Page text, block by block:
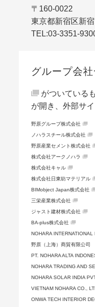
〒160-0022
東京都新宿区新
TEL:03-3351-
グループ会
がついている
が開き、外部サ
野原グループ株式会社
ノハラスチール株式会社
野原産業セメント株式会社
株式会社アークノハラ
株式会社キャル
株式会社日東紡マテリアル
BIMobject Japan株式会社
三栄産業株式会社
ジャスト建材株式会社
BA-plus株式会社
NOHARA INTERNATIONAL
野原（上海）商貿有限公司
PT. NOHARA ALTA
NOHARA TRADING AND
NOHARA SOLAR INDIA
VIETNAM NOHARA CO.,
ONWA TECH INTERIOR